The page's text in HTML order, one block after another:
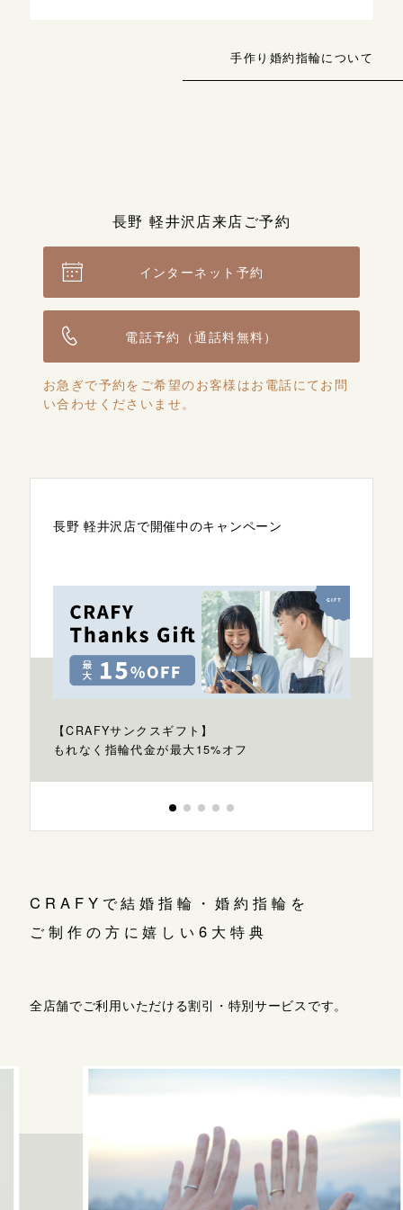
手作り婚約指輪について
長野 軽井沢店来店ご予約
インターネット予約
電話予約（通話料無料）
お急ぎで予約をご希望のお客様はお電話にてお問
い合わせくださいませ。
長野 軽井沢店で開催中のキャンペーン
【CRAFYサンクスギフト】
もれなく指輪代金が最大15%オフ
CRAFYで結婚指輪・婚約指輪を
ご制作の方に嬉しい6大特典
全店舗でご利用いただける割引・特別サービスです。